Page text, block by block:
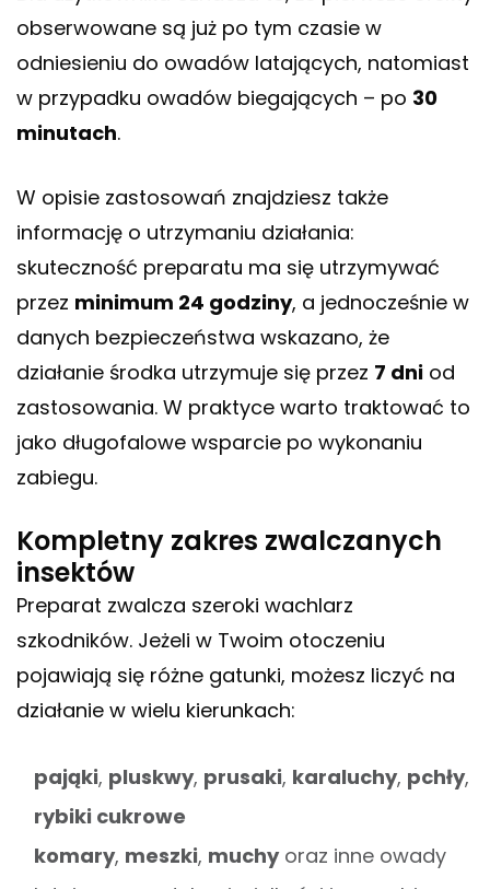
obserwowane są już po tym czasie w
odniesieniu do owadów latających, natomiast
w przypadku owadów biegających – po 30
minutach.
W opisie zastosowań znajdziesz także
informację o utrzymaniu działania:
skuteczność preparatu ma się utrzymywać
przez minimum 24 godziny, a jednocześnie w
danych bezpieczeństwa wskazano, że
działanie środka utrzymuje się przez 7 dni od
zastosowania. W praktyce warto traktować to
jako długofalowe wsparcie po wykonaniu
zabiegu.
Kompletny zakres zwalczanych
insektów
Preparat zwalcza szeroki wachlarz
szkodników. Jeżeli w Twoim otoczeniu
pojawiają się różne gatunki, możesz liczyć na
działanie w wielu kierunkach:
pająki, pluskwy, prusaki, karaluchy, pchły,
rybiki cukrowe
komary, meszki, muchyoraz inne owady